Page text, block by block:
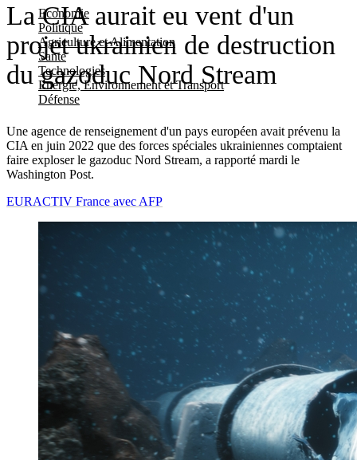
Economie
Politique
Agriculture et Alimentation
Santé
Technologies
Energie, Environnement et Transport
Défense
La CIA aurait eu vent d'un
projet ukrainien de destruction
du gazoduc Nord Stream
Une agence de renseignement d'un pays européen avait prévenu la
CIA en juin 2022 que des forces spéciales ukrainiennes comptaient
faire exploser le gazoduc Nord Stream, a rapporté mardi le
Washington Post.
EURACTIV France avec AFP